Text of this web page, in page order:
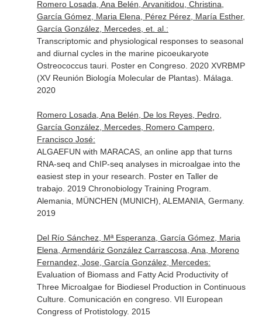
Romero Losada, Ana Belén, Arvanitidou, Christina,
García Gómez, Maria Elena, Pérez Pérez, María Esther,
García González, Mercedes, et. al.:
Transcriptomic and physiological responses to seasonal
and diurnal cycles in the marine picoeukaryote
Ostreococcus tauri. Poster en Congreso. 2020 XVRBMP
(XV Reunión Biología Molecular de Plantas). Málaga.
2020
Romero Losada, Ana Belén, De los Reyes, Pedro,
García González, Mercedes, Romero Campero,
Francisco José:
ALGAEFUN with MARACAS, an online app that turns
RNA-seq and ChIP-seq analyses in microalgae into the
easiest step in your research. Poster en Taller de
trabajo. 2019 Chronobiology Training Program.
Alemania, MÜNCHEN (MUNICH), ALEMANIA, Germany.
2019
Del Río Sánchez, Mª Esperanza, García Gómez, Maria
Elena, Armendáriz González Carrascosa, Ana, Moreno
Fernandez, Jose, García González, Mercedes:
Evaluation of Biomass and Fatty Acid Productivity of
Three Microalgae for Biodiesel Production in Continuous
Culture. Comunicación en congreso. VII European
Congress of Protistology. 2015